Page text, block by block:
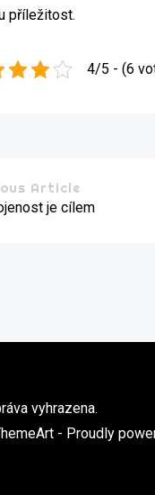
příležitost.
4/5 - (6
Article
je cílem
vyhrazena.
- Proudly